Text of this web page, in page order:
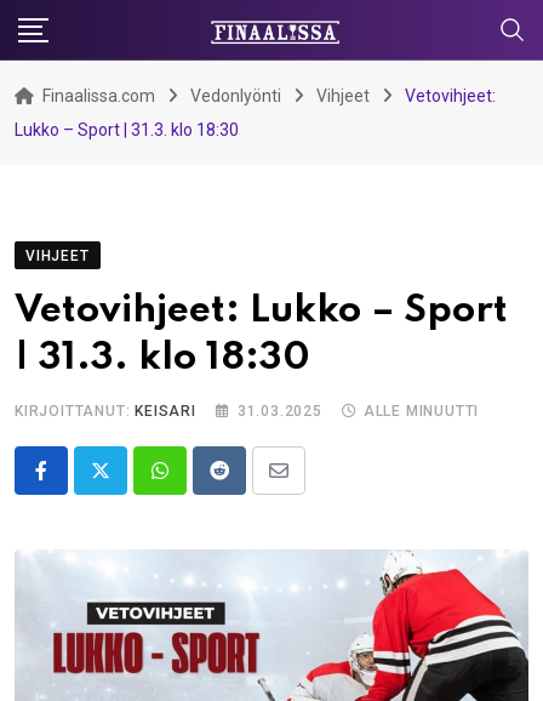
Skip
content
Finaalissa.com Vedonlyönti Vihjeet
Vetovihjeet:
Lukko – Sport | 31.3. klo 18:30
VIHJEET
Vetovihjeet: Lukko – Sport
| 31.3. klo 18:30
KIRJOITTANUT: KEISARI 31.03.2025 ALLE MINUUTTI
WhatsappRedditShare
Email